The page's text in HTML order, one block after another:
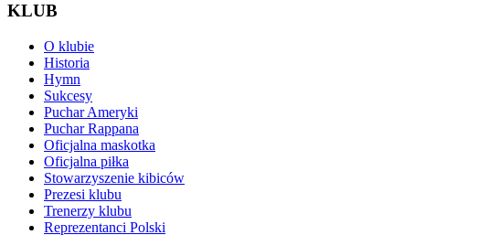
KLUB
O klubie
Historia
Hymn
Sukcesy
Puchar Ameryki
Puchar Rappana
Oficjalna maskotka
Oficjalna piłka
Stowarzyszenie kibiców
Prezesi klubu
Trenerzy klubu
Reprezentanci Polski